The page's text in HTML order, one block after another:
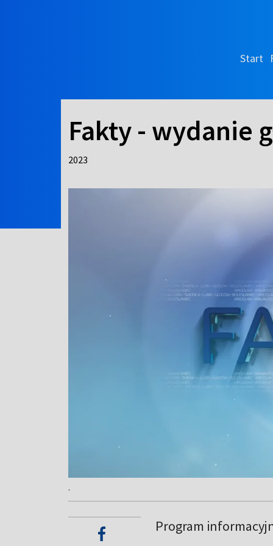
Start
Fakty - wydanie
2023
.
Program